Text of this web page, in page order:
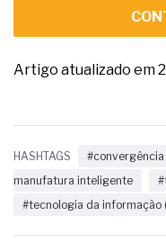
Artigo atualizado em
HASHTAGS
manufatura inteligente
#tecnologia da informação